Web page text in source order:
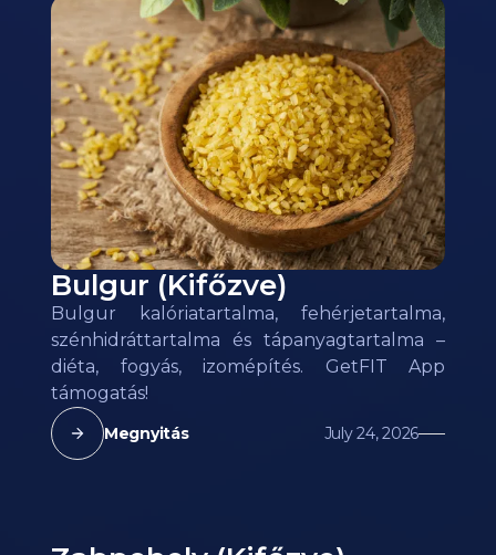
Bulgur (Kifőzve)
Bulgur kalóriatartalma, fehérjetartalma,
szénhidráttartalma és tápanyagtartalma –
diéta, fogyás, izomépítés. GetFIT App
támogatás!
Megnyitás July 24, 2026